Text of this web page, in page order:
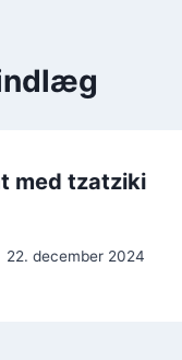
med tzatziki
22. december 2024